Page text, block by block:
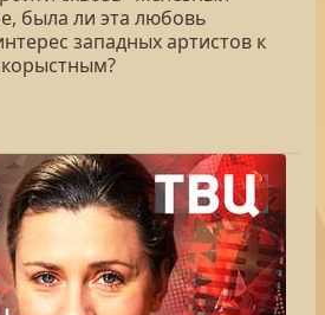
была ли эта любовь
западных артистов к